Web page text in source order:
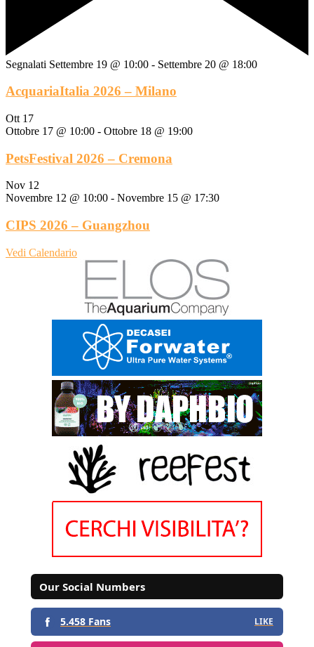
Segnalati Settembre 19 @ 10:00 - Settembre 20 @ 18:00
AcquariaItalia 2026 – Milano
Ott 17
Ottobre 17 @ 10:00 - Ottobre 18 @ 19:00
PetsFestival 2026 – Cremona
Nov 12
Novembre 12 @ 10:00 - Novembre 15 @ 17:30
CIPS 2026 – Guangzhou
Vedi Calendario
Our Social Numbers
5.458 Fans LIKE